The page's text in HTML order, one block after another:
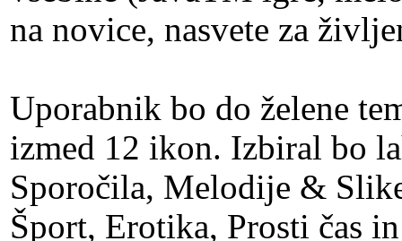
na novice, nasvete za
Uporabnik bo do želene
izmed 12 ikon. Izbiral bo
Sporočila, Melodije &
Šport, Erotika, Prosti čas